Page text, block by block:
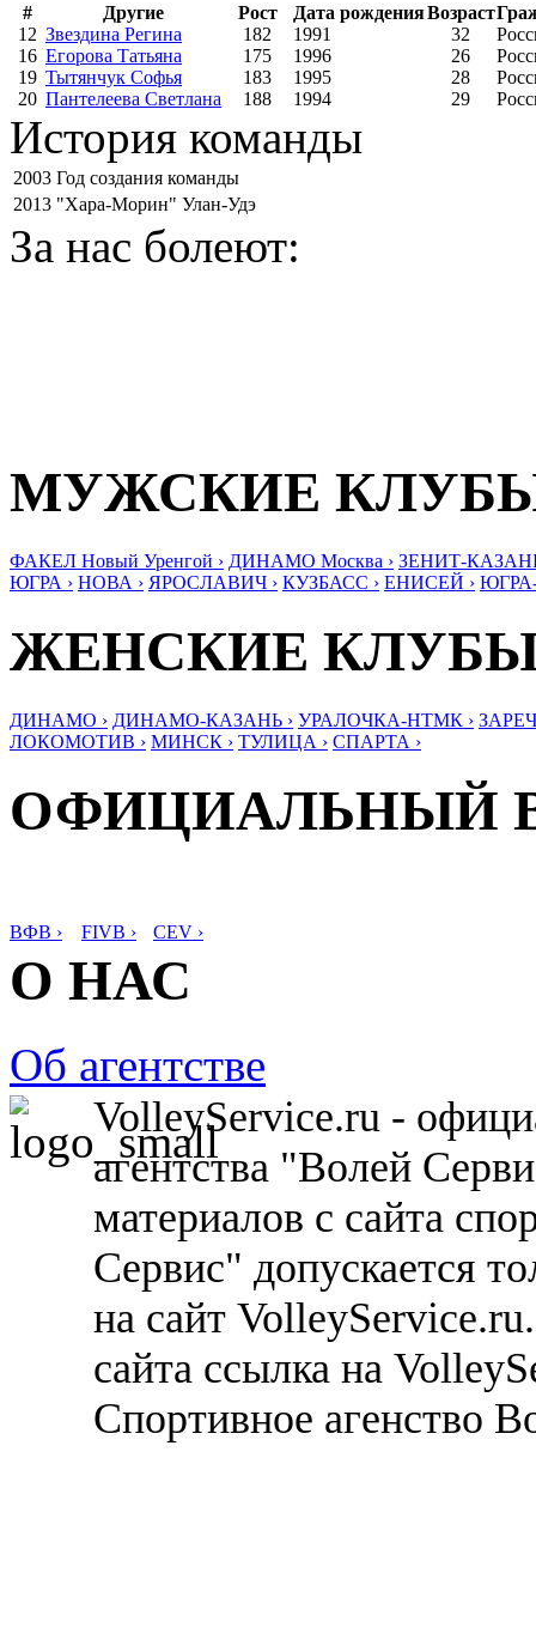
#
Другие Рост Дата рожденияВозраст
12 Звездина Регина 182 1991 32
16 Егорова Татьяна 175 1996 26
19 Тытянчук Софья 183 1995 28
20 Пантелеева Светлана 188 1994 29
История команды
2003 Год создания команды
2013 "Хара-Морин" Улан-Удэ
За нас болеют:
МУЖСКИЕ
ФАКЕЛ Новый Уренгой › ДИНАМО Москва › ЗЕНИТ-
ЮГРА › НОВА › ЯРОСЛАВИЧ › КУЗБАСС › ЕНИСЕЙ ›
ЖЕНСКИЕ
ДИНАМО › ДИНАМО-КАЗАНЬ › УРАЛОЧКА-НТМК ›
ЛОКОМОТИВ › МИНСК › ТУЛИЦА › СПАРТА ›
ОФИЦИАЛЬНЫЙ
ВФВ › FIVB › CEV ›
О НАС
Об агентстве
VolleyService.ru -
агентства "Волей
материалов с сайта
Сервис" допускается
на сайт
сайта ссылка на
Спортивное агенство